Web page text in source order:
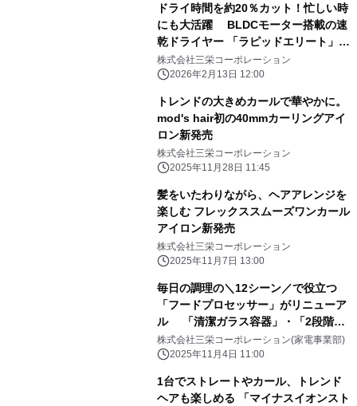
ドライ時間を約20％カット！忙しい時
にも大活躍 BLDCモーター搭載の速
乾ドライヤー 「ラピッドエリート」新
発売
株式会社三栄コーポレーション
2026年2月13日 12:00
トレンドの大きめカールで華やかに。
mod's hair初の40mmカーリングアイ
ロン新発売
株式会社三栄コーポレーション
2025年11月28日 11:45
髪をいたわりながら、ヘアアレンジを
楽しむ フレックススムーズワンカール
アイロン新発売
株式会社三栄コーポレーション
2025年11月7日 13:00
毎日の調理の＼12シーン／で役立つ
「フードプロセッサー」がリニューア
ル 「清潔ガラス容器」・「2段階ス
ピード調節」・ 「鬼おろしが作れる」
が推しポイント
株式会社三栄コーポレーション(家電事業部)
2025年11月4日 11:00
1台でストレートやカール、トレンド
ヘアも楽しめる 「マイナスイオンスト